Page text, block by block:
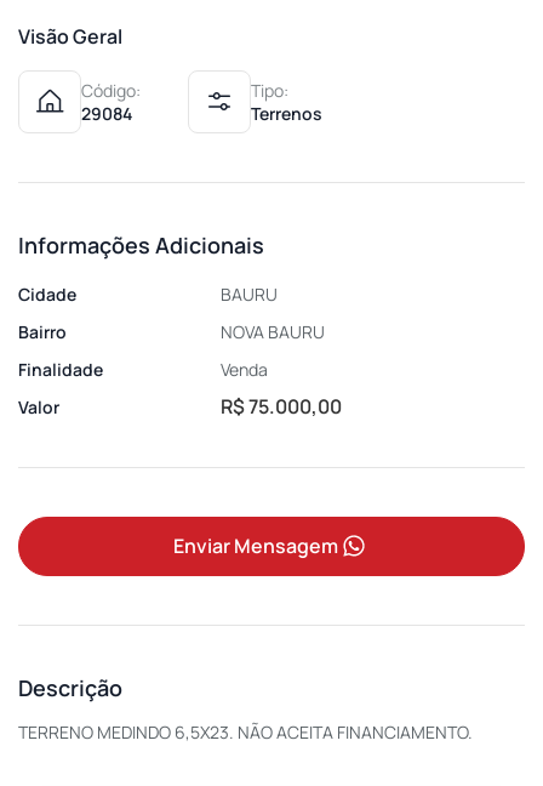
Visão Geral
Código:
29084
Tipo:
Terrenos
Informações Adicionais
Cidade
BAURU
Bairro
NOVA BAURU
Finalidade
Venda
Valor
R$ 75.000,00
Enviar Mensagem
Descrição
TERRENO MEDINDO 6,5X23. NÃO ACEITA FINANCIAMENTO.